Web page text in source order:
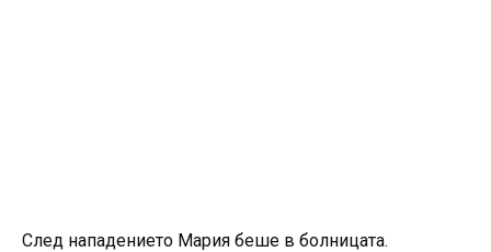
След нападението Мария беше в болницата.